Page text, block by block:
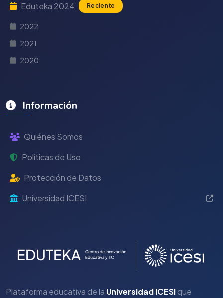
Eduteka 2024 Reciente
2022
2021
2020
Información
Quiénes Somos
Políticas de Uso
Protección de Datos
Universidad ICESI
Plataforma educativa de la Universidad ICESIque